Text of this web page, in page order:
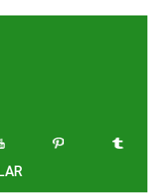
İstanbul'da
öne çıkan bir
lezzetlerle de
özel günlerde
unutulmaz
popüler
lezzetin herkesi